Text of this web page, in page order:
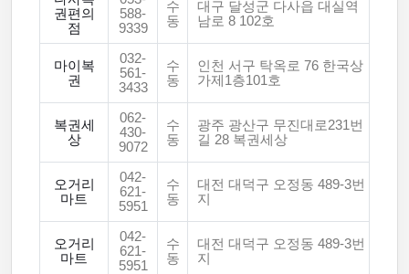
권편의
점
588-
9339
수
동
대구 달성군 다사읍 대실역
남로 8 102호
마이복
권
032-
561-
3433
수
동
인천 서구 탁옥로 76 한국상
가제1층101호
복권세
상
062-
430-
9072
수
동
광주 광산구 무진대로231번
길 28 복권세상
오거리
마트
042-
621-
5951
수
동
대전 대덕구 오정동 489-3번
지
오거리
마트
042-
621-
5951
수
동
대전 대덕구 오정동 489-3번
지